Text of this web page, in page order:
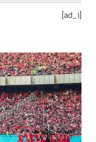
[ad_1]